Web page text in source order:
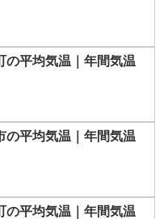
の平均気温｜年間気温
の平均気温｜年間気温
の平均気温｜年間気温